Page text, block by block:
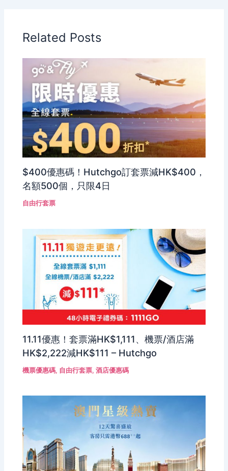
Related Posts
$400優惠碼！Hutchgo訂套票減HK$400，
名額500個，只限4日
自由行套票
11.11優惠！套票滿HK$1,111、機票/酒店滿
HK$2,222減HK$111 – Hutchgo
機票優惠碼, 自由行套票,酒店優惠碼